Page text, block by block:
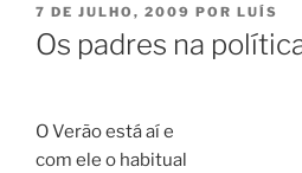
PUBLICADO
EM
7 DE JULHO, 2009 POR LUÍS
Os padres na
O Verão está aí e
com ele o habitual